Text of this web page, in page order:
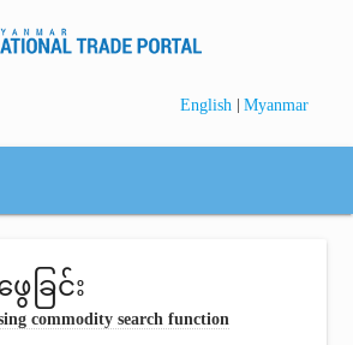
English | Myanmar
ခြင်း
commodity search function